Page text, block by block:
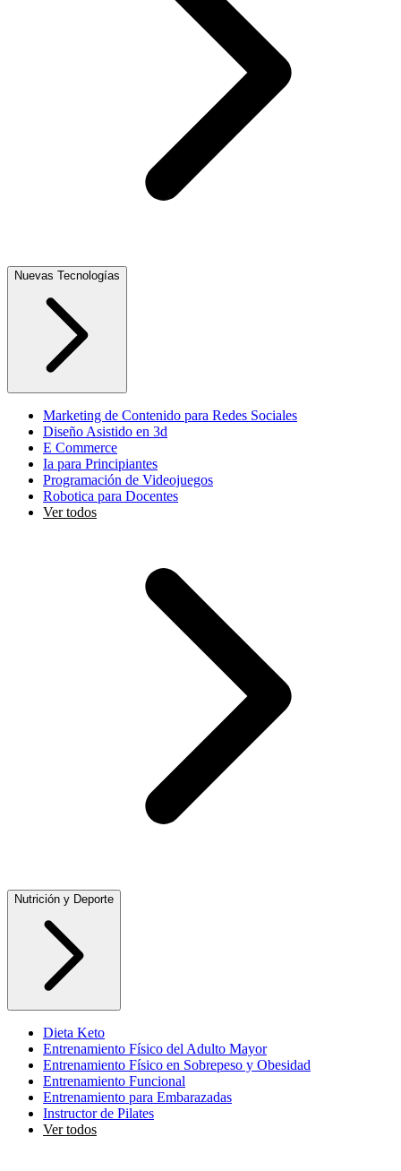
Nuevas Tecnologías
Marketing de Contenido para Redes Sociales
Diseño Asistido en 3d
E Commerce
Ia para Principiantes
Programación de Videojuegos
Robotica para Docentes
Ver todos
Nutrición y Deporte
Dieta Keto
Entrenamiento Físico del Adulto Mayor
Entrenamiento Físico en Sobrepeso y Obesidad
Entrenamiento Funcional
Entrenamiento para Embarazadas
Instructor de Pilates
Ver todos